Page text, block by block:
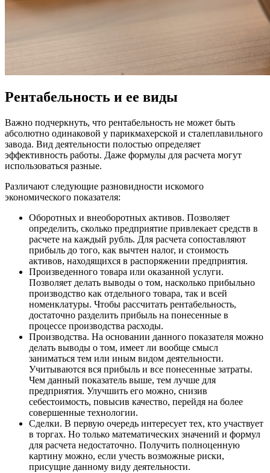
Рентабельность и ее виды
Важно подчеркнуть, что рентабельность не может быть
абсолютно одинаковой у парикмахерской и сталеплавильного
завода. Вид деятельности полостью определяет
эффективность работы. Даже формулы для расчета могут
использоваться разные.
Различают следующие разновидности искомого
экономического показателя:
Оборотных и внеоборотных активов. Позволяет
определить, сколько предприятие привлекает средств в
расчете на каждый рубль. Для расчета сопоставляют
прибыль до того, как вычтен налог, и стоимость
активов, находящихся в распоряжении предприятия.
Произведенного товара или оказанной услуги.
Позволяет делать выводы о том, насколько прибыльно
производство как отдельного товара, так и всей
номенклатуры. Чтобы рассчитать рентабельность,
достаточно разделить прибыль на понесенные в
процессе производства расходы.
Производства. На основании данного показателя можно
делать выводы о том, имеет ли вообще смысл
заниматься тем или иным видом деятельности.
Учитываются вся прибыль и все понесенные затраты.
Чем данный показатель выше, тем лучше для
предприятия. Улучшить его можно, снизив
себестоимость, повысив качество, перейдя на более
совершенные технологии.
Сделки. В первую очередь интересует тех, кто участвует
в торгах. Но только математических значений и формул
для расчета недостаточно. Получить полноценную
картину можно, если учесть возможные риски,
присущие данному виду деятельности.